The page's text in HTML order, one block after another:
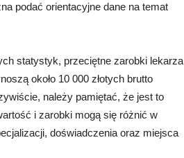
podać orientacyjne dane na temat
statystyk, przeciętne zarobki lekarza
około 10 000 złotych brutto
należy pamiętać, że jest to
i zarobki mogą się różnić w
doświadczenia oraz miejsca